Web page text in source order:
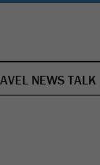
NEWS TALK